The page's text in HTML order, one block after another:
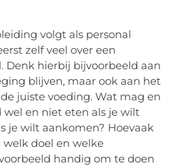
volgt als personal
zelf veel over een
Denk hierbij bijvoorbeeld aan
blijven, maar ook aan het
juiste voeding. Wat mag en
wel en niet eten als je wilt
je wilt aankomen? Hoevaak
doel en welke
handig om te doen